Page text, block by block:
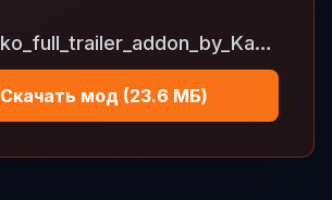
Narko_full_trailer_addon_by_Kast_1_57.zip
Скачать мод (23.6 МБ)